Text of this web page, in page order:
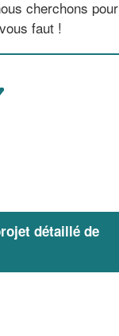
cherchons pour
faut !
détaillé de